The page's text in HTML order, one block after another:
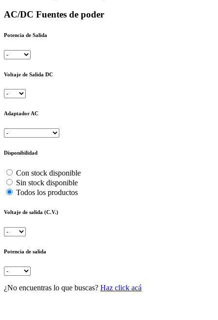
AC/DC Fuentes de poder
Potencia de Salida
Voltaje de Salida DC
Adaptador AC
Disponibilidad
Con stock disponible
Sin stock disponible
Todos los productos
Voltaje de salida (C.V.)
Potencia de salida
¿No encuentras lo que buscas? Haz click acá